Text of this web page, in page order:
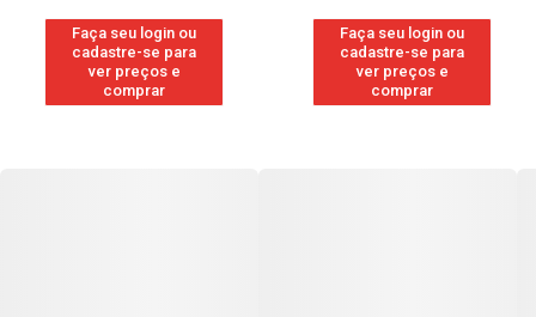
Faça seu login ou
cadastre-se para
ver preços e
comprar
Faça seu login ou
cadastre-se para
ver preços e
comprar